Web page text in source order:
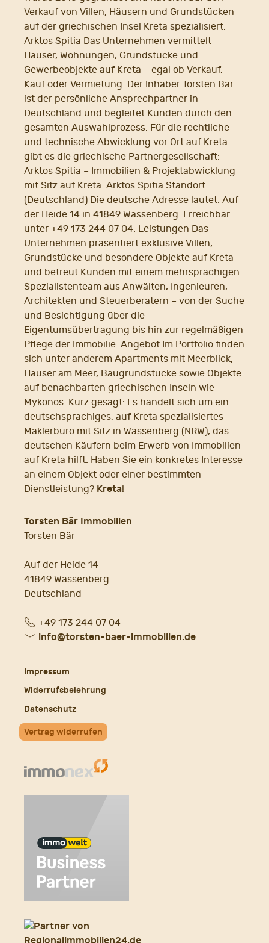
Verkauf von Villen, Häusern und Grundstücken
auf der griechischen Insel Kreta spezialisiert.
Arktos Spitia Das Unternehmen vermittelt
Häuser, Wohnungen, Grundstücke und
Gewerbeobjekte auf Kreta – egal ob Verkauf,
Kauf oder Vermietung. Der Inhaber Torsten Bär
ist der persönliche Ansprechpartner in
Deutschland und begleitet Kunden durch den
gesamten Auswahlprozess. Für die rechtliche
und technische Abwicklung vor Ort auf Kreta
gibt es die griechische Partnergesellschaft:
Arktos Spitia – Immobilien & Projektabwicklung
mit Sitz auf Kreta. Arktos Spitia Standort
(Deutschland) Die deutsche Adresse lautet: Auf
der Heide 14 in 41849 Wassenberg. Erreichbar
unter +49 173 244 07 04. Leistungen Das
Unternehmen präsentiert exklusive Villen,
Grundstücke und besondere Objekte auf Kreta
und betreut Kunden mit einem mehrsprachigen
Spezialistenteam aus Anwälten, Ingenieuren,
Architekten und Steuerberatern – von der Suche
und Besichtigung über die
Eigentumsübertragung bis hin zur regelmäßigen
Pflege der Immobilie. Angebot Im Portfolio finden
sich unter anderem Apartments mit Meerblick,
Häuser am Meer, Baugrundstücke sowie Objekte
auf benachbarten griechischen Inseln wie
Mykonos. Kurz gesagt: Es handelt sich um ein
deutschsprachiges, auf Kreta spezialisiertes
Maklerbüro mit Sitz in Wassenberg (NRW), das
deutschen Käufern beim Erwerb von Immobilien
auf Kreta hilft. Haben Sie ein konkretes Interesse
an einem Objekt oder einer bestimmten
Dienstleistung? Kreta!
Torsten Bär Immobilien
Torsten Bär
Auf der Heide 14
41849 Wassenberg
Deutschland
Fon+49 173 244 07 04
E- info@torsten-baer-immobilien.de
Impressum
Widerrufsbelehrung
Datenschutz
Vertrag widerrufen